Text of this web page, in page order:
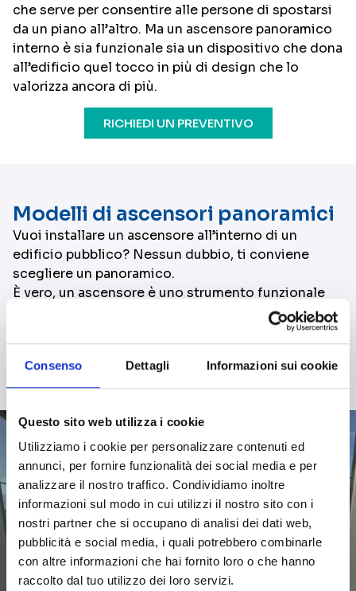
Consenso Dettagli Informazioni sui cookie
Questo sito web utilizza i cookie
Utilizziamo i cookie per personalizzare contenuti ed
annunci, per fornire funzionalità dei social media e per
analizzare il nostro traffico. Condividiamo inoltre
informazioni sul modo in cui utilizzi il nostro sito con i
nostri partner che si occupano di analisi dei dati web,
pubblicità e social media, i quali potrebbero combinarle
con altre informazioni che hai fornito loro o che hanno
raccolto dal tuo utilizzo dei loro servizi.
che serve per consentire alle persone di spostarsi
da un piano all’altro. Ma un ascensore panoramico
interno è sia funzionale sia un dispositivo che dona
all’edificio quel tocco in più di design che lo
valorizza ancora di più.
RICHIEDI UN PREVENTIVO
Modelli di ascensori panoramici
Vuoi installare un ascensore all’interno di un
edificio pubblico? Nessun dubbio, ti conviene
scegliere un panoramico.
È vero, un ascensore è uno strumento funzionale
che serve per consentire alle persone di spostarsi
da un piano all’altro. Ma un ascensore panoramico
all’edificio quel tocco in più di design che lo
valorizza ancora di più.
Ascensori
trasparenti in
vetro